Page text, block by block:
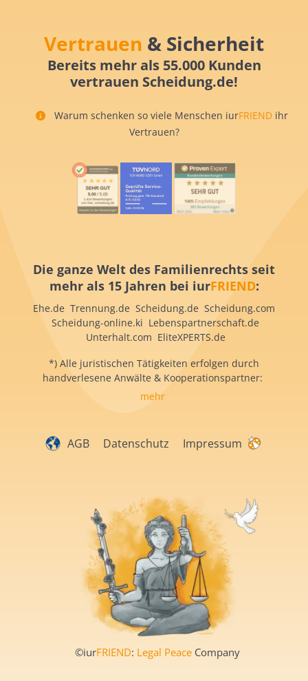
Vertrauen & Sicherheit
Bereits mehr als 55.000 Kunden
vertrauen Scheidung.de!
Warum schenken so viele Menschen iurFRIEND ihr
Vertrauen?
Die ganze Welt des Familienrechts seit
mehr als 15 Jahren bei iurFRIEND:
Ehe.de Trennung.de Scheidung.de Scheidung.com
Scheidung-online.ki Lebenspartnerschaft.de
Unterhalt.com EliteXPERTS.de
*) Alle juristischen Tätigkeiten erfolgen durch
handverlesene Anwälte & Kooperationspartner:
mehr
AGB Datenschutz Impressum
©iurFRIEND: Legal Peace Company